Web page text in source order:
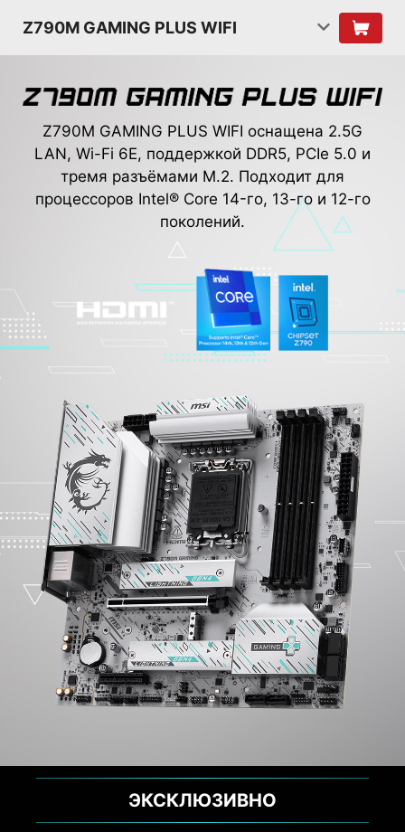
Z790M GAMING PLUS WIFI
Z790M GAMING PLUS WIFI оснащена 2.5G
LAN, Wi-Fi 6E, поддержкой DDR5, PCIe 5.0 и
тремя разъёмами M.2. Подходит для
процессоров Intel® Core 14-го, 13-го и 12-го
поколений.
ЭКСКЛЮЗИВНО